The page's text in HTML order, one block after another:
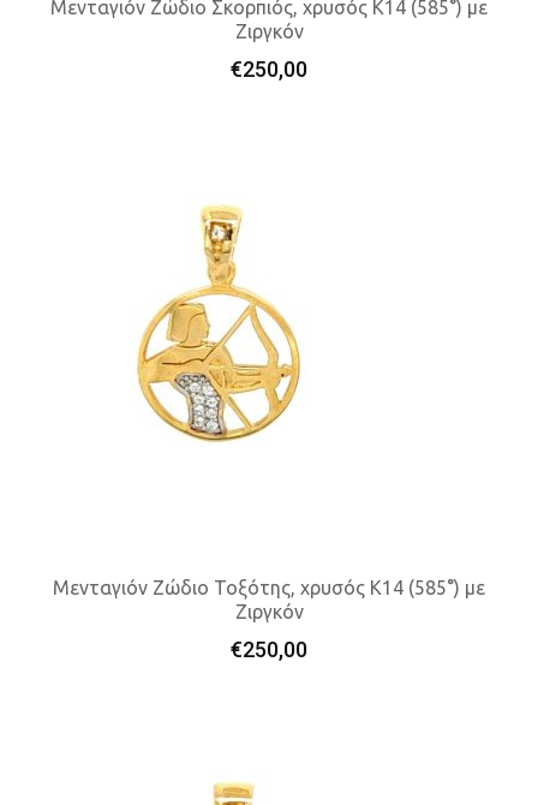
Προσθήκη Στο Καλάθι
Μενταγιόν Ζώδιο Σκορπιός, χρυσός K14 (585°) με
Ζιργκόν
€250,00
Προσθήκη Στο Καλάθι
Μενταγιόν Ζώδιο Τοξότης, χρυσός K14 (585°) με
Ζιργκόν
€250,00